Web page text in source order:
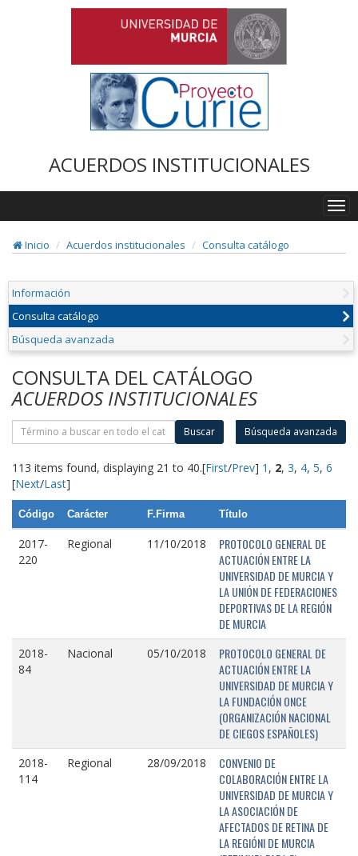
ACUERDOS INSTITUCIONALES
Inicio
Acuerdos institucionales Consulta catálogo
Información
Consulta catálogo
Búsqueda avanzada
CONSULTA DEL CATÁLOGO
ACUERDOS INSTITUCIONALES
Buscar Búsqueda avanzada
113 items found, displaying 21 to 40.[First/Prev] 1 , 2, 3, 4, 5, 6
[Next/Last]
Código Carácter F.Firma Título
2017-
220
Regional 11/10/2018
PROTOCOLO GENERAL DE
ACTUACIÓN ENTRE LA
UNIVERSIDAD DE MURCIA Y
LA UNIÓN DE FEDERACIONES
DEPORTIVAS DE LA REGIÓN
DE MURCIA
2018-
84
Nacional 05/10/2018
PROTOCOLO GENERAL DE
ACTUACIÓN ENTRE LA
UNIVERSIDAD DE MURCIA Y
LA FUNDACIÓN ONCE
(ORGANIZACIÓN NACIONAL
DE CIEGOS ESPAÑOLES)
2018-
114
Regional 28/09/2018
CONVENIO DE
COLABORACIÓN ENTRE LA
UNIVERSIDAD DE MURCIA Y
LA ASOCIACIÓN DE
AFECTADOS DE RETINA DE
LA REGIÓNI DE MURCIA